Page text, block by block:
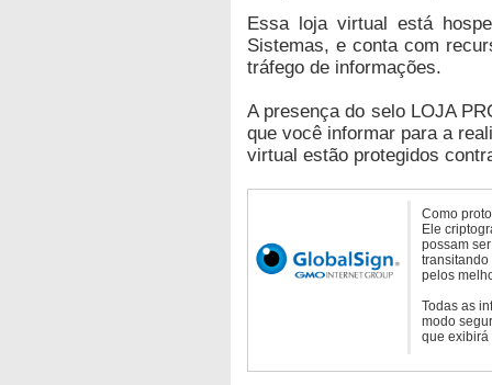
Essa loja virtual está
Sistemas, e conta com
tráfego de informações.
A presença do selo LOJA
que você informar para a
virtual estão protegidos
Como
Ele
possam
transitando
pelos
Todas as
modo
que exibirá